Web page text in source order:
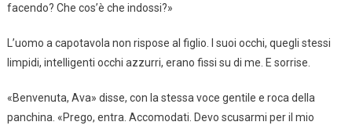
facendo? Che cos’è che indossi?»
L’uomo a capotavola non rispose al figlio. I suoi occhi, quegli stessi
limpidi, intelligenti occhi azzurri, erano fissi su di me. E sorrise.
«Benvenuta, Ava» disse, con la stessa voce gentile e roca della
panchina. «Prego, entra. Accomodati. Devo scusarmi per il mio